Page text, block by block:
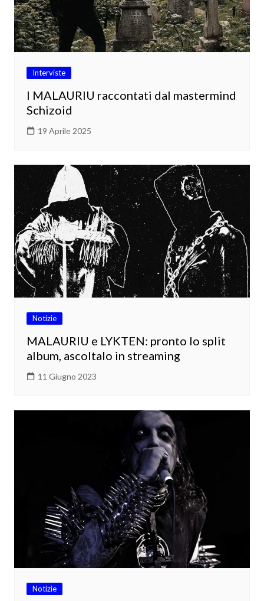
Interviste
I MALAURIU raccontati dal mastermind
Schizoid
19 Aprile 2025
Notizie
MALAURIU e LYKTEN: pronto lo split
album, ascoltalo in streaming
11 Giugno 2023
Notizie